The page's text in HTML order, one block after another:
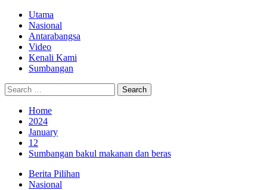
Skip
content
Primary
Menu
Utama
Nasional
Antarabangsa
Video
Kenali Kami
Sumbangan
Search
for:
Home
2024
January
12
Sumbangan bakul makanan dan beras
Berita Pilihan
Nasional